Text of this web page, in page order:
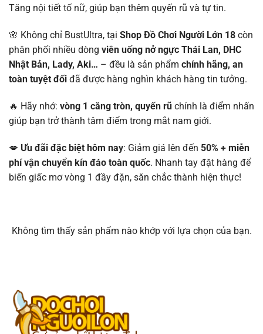
Tăng nội tiết tố nữ, giúp bạn thêm quyến rũ và tự tin.
🌸 Không chỉ BustUltra, tại Shop Đồ Chơi Người Lớn 18 còn
phân phối nhiều dòng viên uống nở ngực Thái Lan, DHC
Nhật Bản, Lady, Aki… – đều là sản phẩm chính hãng, an
toàn tuyệt đối đã được hàng nghìn khách hàng tin tưởng.
🔥 Hãy nhớ: vòng 1 căng tròn, quyến rũ chính là điểm nhấn
giúp bạn trở thành tâm điểm trong mắt nam giới.
💋 Ưu đãi đặc biệt hôm nay: Giảm giá lên đến 50% + miễn
phí vận chuyển kín đáo toàn quốc. Nhanh tay đặt hàng để
biến giấc mơ vòng 1 đầy đặn, săn chắc thành hiện thực!
Không tìm thấy sản phẩm nào khớp với lựa chọn của bạn.